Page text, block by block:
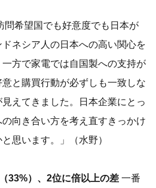
問希望国でも好意度でも日本が
ドネシア人の日本への高い関心を
方で家電では自国製への支持が
と購買行動が必ずしも一致しな
えてきました。日本企業にとっ
向き合い方を考え直すきっかけ
思います。」（水野）
33%）、2位に倍以上の差 一番